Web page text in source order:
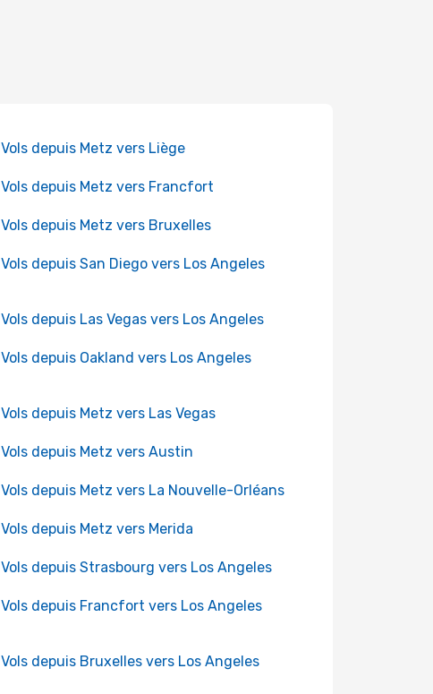
Vols depuis Metz vers Liège
Vols depuis Metz vers Francfort
Vols depuis Metz vers Bruxelles
Vols depuis San Diego vers Los Angeles
Vols depuis Las Vegas vers Los Angeles
Vols depuis Oakland vers Los Angeles
Vols depuis Metz vers Las Vegas
Vols depuis Metz vers Austin
Vols depuis Metz vers La Nouvelle-Orléans
Vols depuis Metz vers Merida
Vols depuis Strasbourg vers Los Angeles
Vols depuis Francfort vers Los Angeles
Vols depuis Bruxelles vers Los Angeles